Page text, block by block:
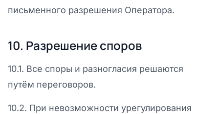
письменного разрешения Оператора.
10. Разрешение споров
10.1. Все споры и разногласия решаются
путём переговоров.
10.2. При невозможности урегулирования